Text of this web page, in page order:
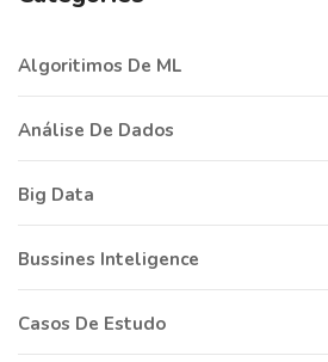
Algoritimos De ML
Análise De Dados
Big Data
Bussines Inteligence
Casos De Estudo